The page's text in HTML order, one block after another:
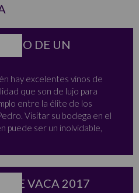
DE UN
hay excelentes vinos de
que son de lujo para
entre la élite de los
Visitar su bodega en el
puede ser un inolvidable,
DE VACA 2017